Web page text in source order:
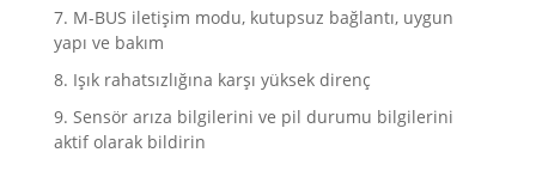
7. M-BUS iletişim modu, kutupsuz bağlantı, uygun
yapı ve bakım
8. Işık rahatsızlığına karşı yüksek direnç
9. Sensör arıza bilgilerini ve pil durumu bilgilerini
aktif olarak bildirin